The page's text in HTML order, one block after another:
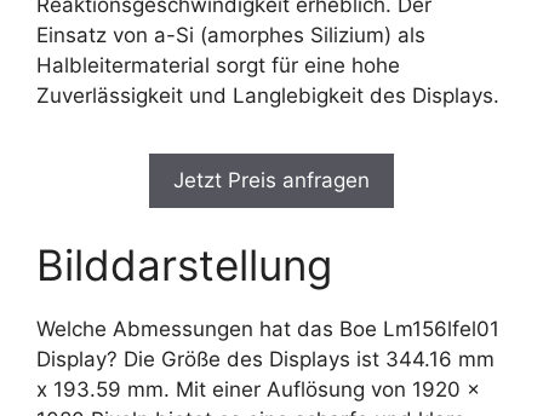
Einsatz von a-Si (amorphes Silizium) als
Halbleitermaterial sorgt für eine hohe
Zuverlässigkeit und Langlebigkeit des Displays.
Jetzt Preis anfragen
Bilddarstellung
Welche Abmessungen hat das Boe Lm156lfel01
Display? Die Größe des Displays ist 344.16 mm
x 193.59 mm. Mit einer Auflösung von 1920 x